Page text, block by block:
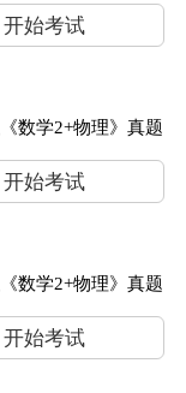
开始考试
开始考试
开始考试